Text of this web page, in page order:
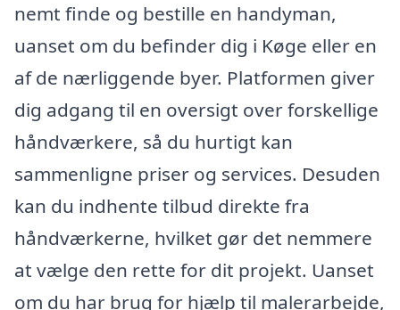
nemt finde og bestille en handyman,
uanset om du befinder dig i Køge eller en
af de nærliggende byer. Platformen giver
dig adgang til en oversigt over forskellige
håndværkere, så du hurtigt kan
sammenligne priser og services. Desuden
kan du indhente tilbud direkte fra
håndværkerne, hvilket gør det nemmere
at vælge den rette for dit projekt. Uanset
om du har brug for hjælp til malerarbejde,